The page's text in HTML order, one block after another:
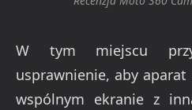
W tym miejscu
usprawnienie, aby aparat
wspólnym ekranie z